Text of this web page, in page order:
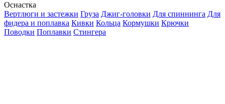
Оснастка
Вертлюги и застежки Груза Джиг-головки Для спиннинга Для
фидера и поплавка Кивки Кольца Кормушки Крючки
Поводки Поплавки Стингера